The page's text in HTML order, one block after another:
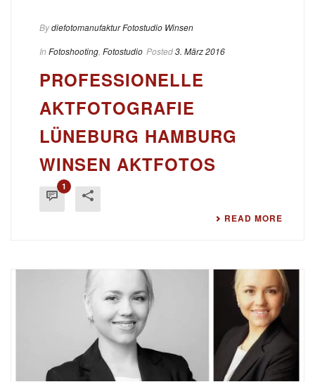
Bydiefotomanufaktur Fotostudio Winsen
In Fotoshooting Fotostudio Posted3. März 2016
PROFESSIONELLE
AKTFOTOGRAFIE
LÜNEBURG HAMBURG
WINSEN AKTFOTOS
1
READ MORE